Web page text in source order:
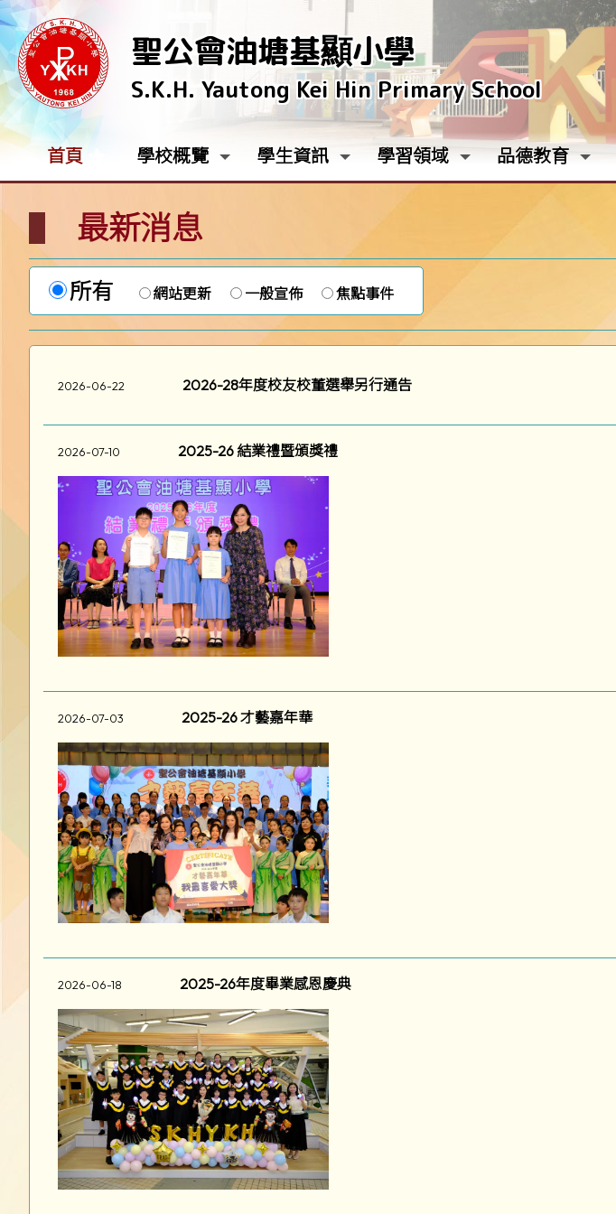
聖公會油塘基顯小學
S.K.H. Yautong Kei Hin Primary School
首頁 學校概覽 學生資訊 學習領域 品德教育
最新消息
所有 網站更新 一般宣佈 焦點事件
2026-06-22 2026-28年度校友校董選舉另行通告
2026-07-10 2025-26 結業禮暨頒獎禮
2026-07-03 2025-26 才藝嘉年華
2026-06-18 2025-26年度畢業感恩慶典